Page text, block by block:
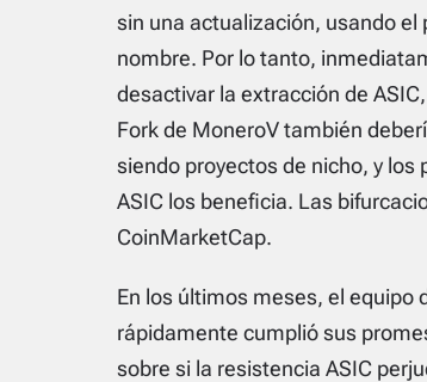
sin una actualización, usando
nombre. Por lo tanto,
desactivar la extracción de
Fork de MoneroV también
siendo proyectos de nicho, y
ASIC los beneficia. Las
CoinMarketCap.
En los últimos meses, el equipo
rápidamente cumplió sus
sobre si la resistencia ASIC